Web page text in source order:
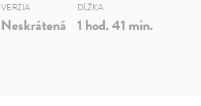
VERZIA
Neskrátená
DĹŽKA
1 hod. 41 min.